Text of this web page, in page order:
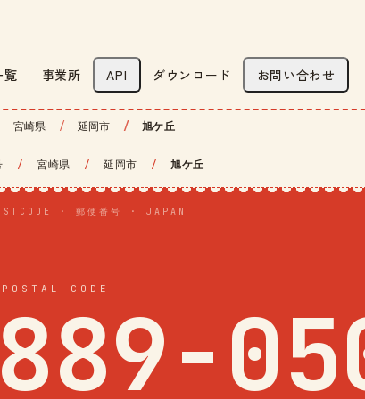
覧 事業所 API ダウンロード お問い合わせ
宮崎県 延岡市 旭ケ丘
/ 宮崎県 / 延岡市 / 旭ケ丘
· 郵便番号 · JAPAN
CODE —